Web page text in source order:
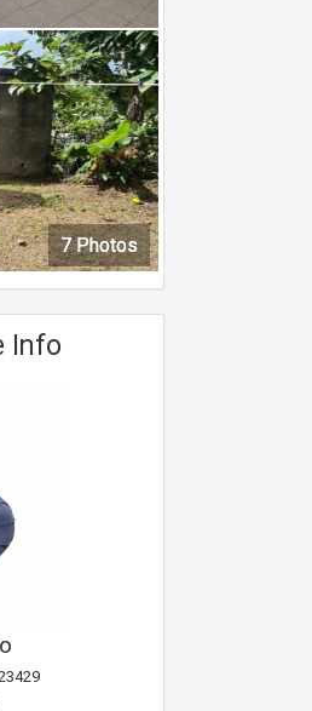
7 Photos
7 Photos
7 Photos
7 Photos
Info